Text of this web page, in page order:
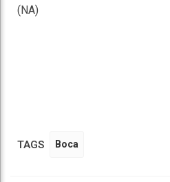
(NA)
TAGS Boca